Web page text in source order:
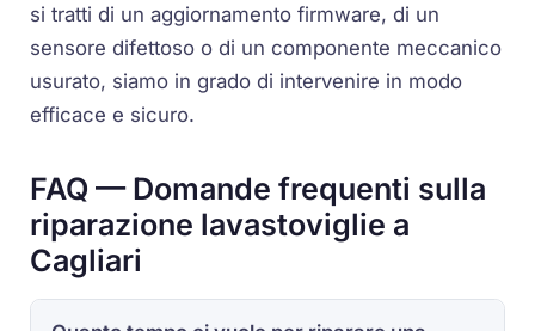
si tratti di un aggiornamento firmware, di un
sensore difettoso o di un componente meccanico
usurato, siamo in grado di intervenire in modo
efficace e sicuro.
FAQ — Domande frequenti sulla
riparazione lavastoviglie a
Cagliari